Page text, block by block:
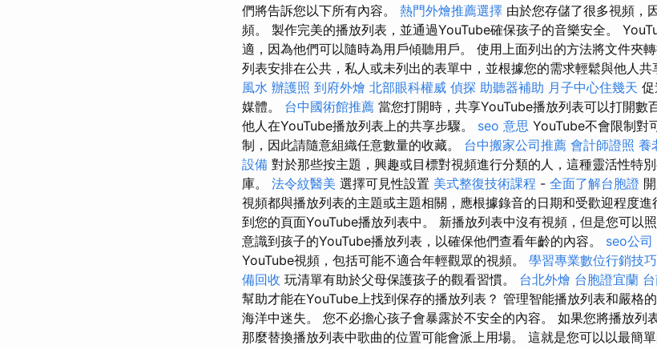
們將告訴您以下所有內容。 熱門外燴推薦選擇 由於您存儲了很多視頻，
頻。 製作完美的播放列表，並通過YouTube確保孩子的音樂安全。
適，因為他們可以隨時為用戶傾聽用戶。 使用上面列出的方法將文件夾
列表安排在公共，私人或未列出的表單中，並根據您的需求輕鬆與他人共
風水 辦護照 到府外燴 北部眼科權威 偵探 助聽器補助 月子中心住幾天
媒體。 台中國術館推薦 當您打開時，共享YouTube播放列表可以打開
他人在YouTube播放列表上的共享步驟。 seo 意思 YouTube不會限制對
制，因此請隨意組織任意數量的收藏。 台中搬家公司推薦 會計師證照 養
設備 對於那些按主題，興趣或目標對視頻進行分類的人，這種靈活性特
庫。 法令紋醫美 選擇可見性設置 美式整復技術課程 - 全面了解台胞證
視頻都與播放列表的主題或主題相關，應根據錄音的日期和受歡迎程度
到您的頁面YouTube播放列表中。 新播放列表中沒有視頻，但是您可以
意識到孩子的YouTube播放列表，以確保他們查看年齡的內容。 seo公司
YouTube視頻，包括可能不適合年輕觀眾的視頻。 學習專業數位行銷技
備回收 玩清單有助於父母保護孩子的觀看習慣。 台北外燴 台胞證宜蘭
幫助才能在YouTube上找到保存的播放列表？ 管理智能播放列表和嚴格
海洋中迷失。 您不必擔心孩子會暴露於不安全的內容。 如果您將播放列
那麼替換播放列表中歌曲的位置可能會派上用場。 這就是您可以以最簡